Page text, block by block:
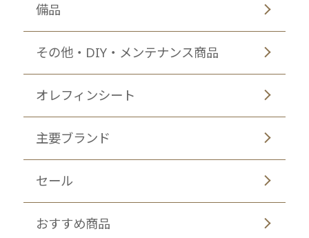
備品
その他・DIY・メンテナンス商品
オレフィンシート
主要ブランド
セール
おすすめ商品